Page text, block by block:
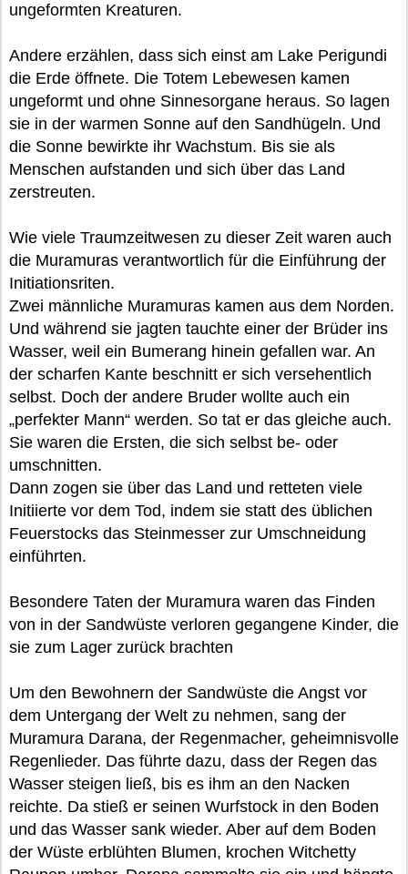
ungeformten Kreaturen.
Andere erzählen, dass sich einst am Lake Perigundi
die Erde öffnete. Die Totem Lebewesen kamen
ungeformt und ohne Sinnesorgane heraus. So lagen
sie in der warmen Sonne auf den Sandhügeln. Und
die Sonne bewirkte ihr Wachstum. Bis sie als
Menschen aufstanden und sich über das Land
zerstreuten.
Wie viele Traumzeitwesen zu dieser Zeit waren auch
die Muramuras verantwortlich für die Einführung der
Initiationsriten.
Zwei männliche Muramuras kamen aus dem Norden.
Und während sie jagten tauchte einer der Brüder ins
Wasser, weil ein Bumerang hinein gefallen war. An
der scharfen Kante beschnitt er sich versehentlich
selbst. Doch der andere Bruder wollte auch ein
„perfekter Mann“ werden. So tat er das gleiche auch.
Sie waren die Ersten, die sich selbst be- oder
umschnitten.
Dann zogen sie über das Land und retteten viele
Initiierte vor dem Tod, indem sie statt des üblichen
Feuerstocks das Steinmesser zur Umschneidung
einführten.
Besondere Taten der Muramura waren das Finden
von in der Sandwüste verloren gegangene Kinder, die
sie zum Lager zurück brachten
Um den Bewohnern der Sandwüste die Angst vor
dem Untergang der Welt zu nehmen, sang der
Muramura Darana, der Regenmacher, geheimnisvolle
Regenlieder. Das führte dazu, dass der Regen das
Wasser steigen ließ, bis es ihm an den Nacken
reichte. Da stieß er seinen Wurfstock in den Boden
und das Wasser sank wieder. Aber auf dem Boden
der Wüste erblühten Blumen, krochen Witchetty